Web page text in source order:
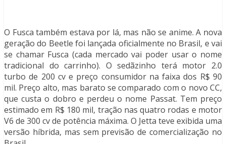
O Fusca também estava por lá, mas não se anime. A nova
geração do Beetle foi lançada oficialmente no Brasil, e vai
se chamar Fusca (cada mercado vai poder usar o nome
tradicional do carrinho). O sedãzinho terá motor 2.0
turbo de 200 cv e preço consumidor na faixa dos R$ 90
mil. Preço alto, mas barato se comparado com o novo CC,
que custa o dobro e perdeu o nome Passat. Tem preço
estimado em R$ 180 mil, tração nas quatro rodas e motor
V6 de 300 cv de potência máxima. O Jetta teve exibida uma
versão híbrida, mas sem previsão de comercialização no